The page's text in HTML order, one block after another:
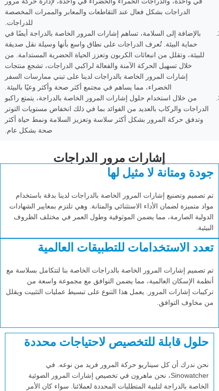
الدراجات بشكل فعال عند التقاطعات والمعابر والممرات المخصصة
للدراجات.
بالإضافة إلى السلامة، تساهم إشارات المرور الخاصة بالدراجة أيضًا في
حماية البيئة. تُعرف الدراجات على نطاق واسع بأنها وسيلة نقل صديقة
للبيئة، وتقلل من انبعاثات الكربون وتعزز الحياة الحضرية المستدامة. من
خلال تسهيل الحركة الآمنة والفعالة لراكبي الدراجات، تشجع منتجات
إشارات المرور الخاصة بالدراجات لدينا على تبني ممارسات السفر
الخضراء، مما يساهم في مجتمع أكثر صحة وأكثر وعيًا بالبيئة.
من خلال استخدام حلول إشارات المرور الخاصة بالدراجة، يتمتع راكبو
الدراجات والركاب بالعديد من الفوائد بما في ذلك انخفاض مستويات التوتر
وتدفق حركة المرور بشكل أكثر سلاسة وتعزيز السلامة ونمط حياة أكثر
صحة بشكل عام.
إشارات مرور الدراجات
جودة ومتانة لا مثيل لها
تم تصميم وتصنيع إشارات المرور الخاصة بالدراجات لدينا بدقة باستخدام
مواد متميزة لضمان الأداء الاستثنائي والمتانة. وهي تلتزم بمعايير الشهادات
الدولية الصارمة، مما يضمن الموثوقية وطول العمر في مختلف الظروف
البيئية.
تعدد الاستخدامات للتطبيقات العالمية
تم تصميم إشارات المرور الخاصة بالدراجات الخاصة بنا لتتكامل بسلاسة مع
أنظمة الإسكان العالمية، مما يضمن التوافق مع مجموعة واسعة من
تركيبات إشارات المرور. يعمل هذا التنوع على تبسيط عمليات التثبيت ويقلل
من مخاوف التوافق.
حلول قابلة للتخصيص لاحتياجات محددة
نحن ندرك أن كل سيناريو حركة المرور فريد من نوعه. في
Sinowatcher، نحن ماهرون في تخصيص إشارات المرور الضوئية
الخاصة بالدراجة لتلبية المتطلبات المحددة لعملائنا. سواء كان الأمر